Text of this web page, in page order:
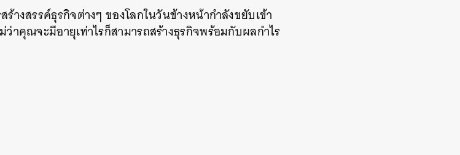
างสรรค์ธุรกิจต่างๆ ของโลกในวันข้างหน้ากำลังขยับเข้า
าคุณจะมีอายุเท่าไรก็สามารถสร้างธุรกิจพร้อมกับผลกำไร